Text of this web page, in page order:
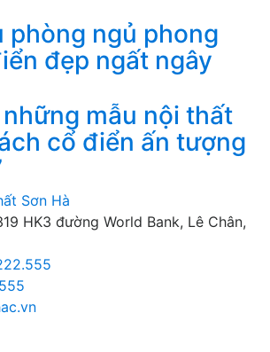
phòng ngủ phong
đẹp ngất ngây
mẫu nội thất
cổ điển ấn tượng
HK3 đường World Bank, Lê Chân,